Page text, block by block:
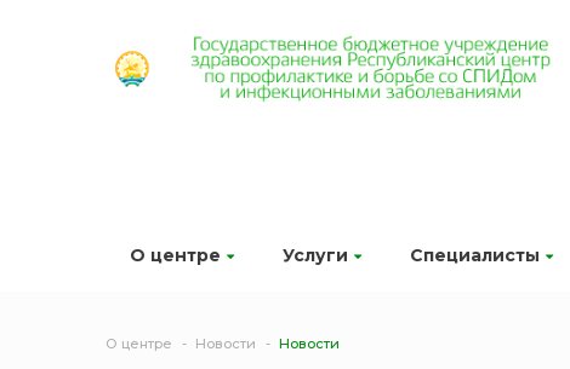
О центре Услуги Специалисты
О центре Новости Новости